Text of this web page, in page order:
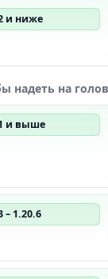
и ниже
надеть на
и выше
– 1.20.6